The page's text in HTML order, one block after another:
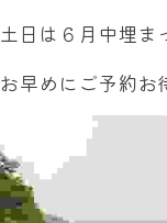
土日は６月中埋ま
お早めにご予約